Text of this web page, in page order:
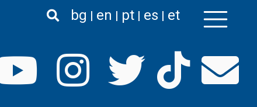
bg en pt es et